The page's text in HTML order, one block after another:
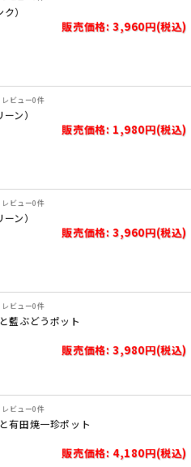
）
販売価格: 3,960円(税込)
レビュー0件
ン）
販売価格: 1,980円(税込)
レビュー0件
ン）
販売価格: 3,960円(税込)
レビュー0件
藍ぶどうポット
販売価格: 3,980円(税込)
レビュー0件
有田焼一珍ポット
販売価格: 4,180円(税込)